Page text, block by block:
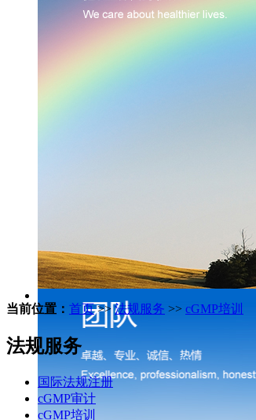
当前位置： 首页>>法规服务 >> cGMP培训
法规服务
国际法规注册
cGMP审计
cGMP培训